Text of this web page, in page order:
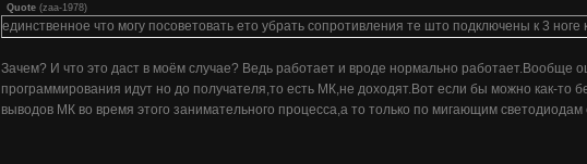
Quote (zaa-1978)
единственное что могу посоветовать ето убрать сопротивления те што подключены к 3 ноге
Зачем? И что это даст в моём случае? Ведь работает и вроде нормально работает.Вообще
программирования идут но до получателя,то есть МК,не доходят.Вот если бы можно как-то
выводов МК во время этого занимательного процесса,а то только по мигающим